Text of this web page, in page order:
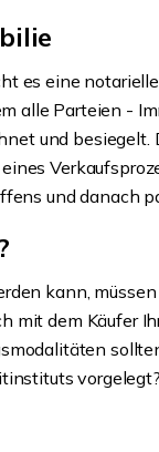
es eine
alle Parteien -
und besiegelt.
und danach
kann, müssen
mit dem Käufer